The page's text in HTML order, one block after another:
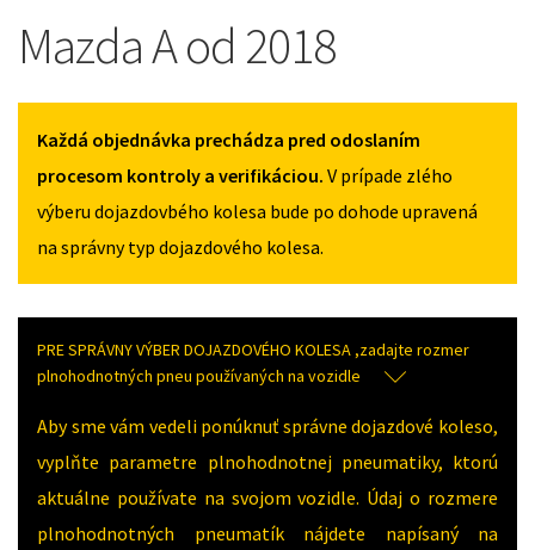
Mazda A od 2018
Každá objednávka prechádza pred odoslaním
procesom kontroly a verifikáciou. V prípade zlého
výberu dojazdovbého kolesa bude po dohode upravená
na správny typ dojazdového kolesa.
PRE SPRÁVNY VÝBER DOJAZDOVÉHO KOLESA ,zadajte rozmer
plnohodnotných pneu používaných na vozidle
Aby sme vám vedeli ponúknuť správne dojazdové koleso,
vyplňte parametre plnohodnotnej pneumatiky, ktorú
aktuálne používate na svojom vozidle. Údaj o rozmere
plnohodnotných pneumatík nájdete napísaný na